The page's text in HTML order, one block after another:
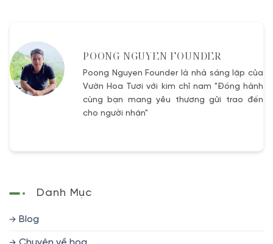
POONG NGUYEN FOUNDER
Poong Nguyen Founder là nhà sáng lập của
Vườn Hoa Tươi với kim chỉ nam "Đồng hành
cùng bạn mang yêu thương gửi trao đến
cho người nhận"
Danh Mục
Blog